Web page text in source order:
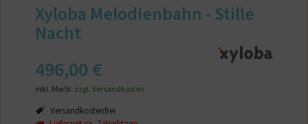
Xyloba Melodienbahn - Stille
Nacht
496,00 €
inkl. MwSt. zzgl. Versandkosten
Versandkostenfrei